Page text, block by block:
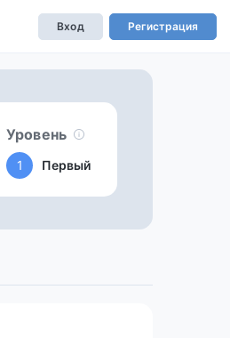
Вход Регистрация
Уровень
1 Первый